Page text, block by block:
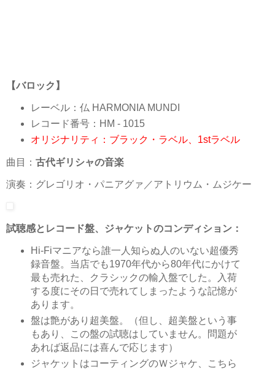
【バロック】
レーベル：仏 HARMONIA MUNDI
レコード番号：HM - 1015
オリジナリティ：ブラック・ラベル、1stラベル
曲目： 古代ギリシャの音楽
演奏：グレゴリオ・パニアグァ／アトリウム・ムジケー
試聴感とレコード盤、ジャケットのコンディション：
Hi-Fiマニアなら誰一人知らぬ人のいない超優秀
録音盤。当店でも1970年代から80年代にかけて
最も売れた、クラシックの輸入盤でした。入荷
する度にその日で売れてしまったような記憶が
あります。
盤は艶があり超美盤。（但し、超美盤という事
もあり、この盤の試聴はしていません。問題が
あれば返品には喜んで応じます）
ジャケットはコーティングのＷジャケ、こちら